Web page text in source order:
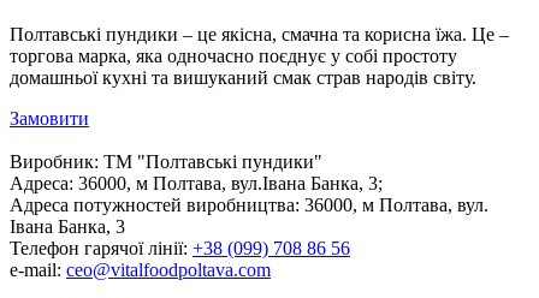
Полтавські пундики – це якісна, смачна та корисна їжа. Це –
торгова марка, яка одночасно поєднує у собі простоту
домашньої кухні та вишуканий смак страв народів світу.
Замовити
Виробник: ТМ "Полтавські пундики"
Адреса: 36000, м Полтава, вул.Івана Банка, 3;
Адреса потужностей виробництва: 36000, м Полтава, вул.
Івана Банка, 3
Телефон гарячої лінії: +38 (099) 708 86 56
e-mail: ceo@vitalfoodpoltava.com